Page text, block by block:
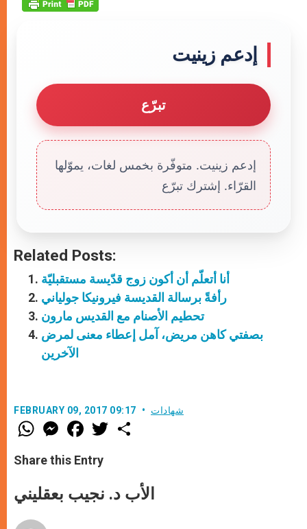
إدعم زينيت
تبرّع
إدعم زينيت. متوفّرة بخمس لغات، يموّلها
القرّاء. إشترك تبرّع
Related Posts:
أنا أتعلّم أن أكون زوج قدّيسة مستقبليّة
رأفةً برسالة القديسة فيرونيكا جولياني
تحطيم الأصنام مع القديس مارون
بصفتي كاهن مريض، آمل إعطاء معنى لمرض
الآخرين
FEBRUARY 09, 2017 09:17 شهادات
W
h
t
s
p
p
M
e
s
e
e
F
a
e
b
o
k
w
r
Share this Entry
الأب د. نجيب بعقليني